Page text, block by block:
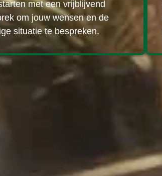
met een vrijblijvend
om jouw wensen en de
situatie te bespreken.